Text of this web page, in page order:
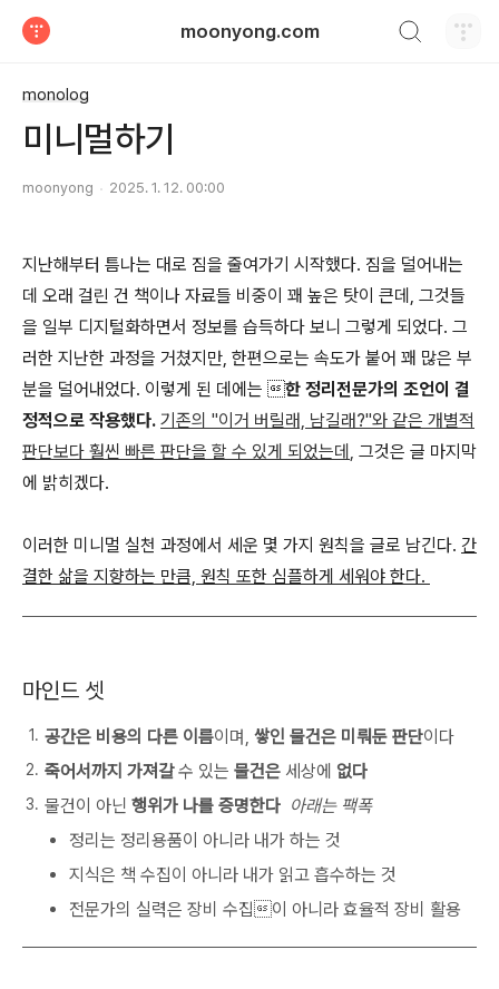
moonyong.com
monolog
미니멀하기
moonyong 2025. 1. 12. 00:00
지난해부터 틈나는 대로 짐을 줄여가기 시작했다. 짐을 덜어내는
데 오래 걸린 건 책이나 자료들 비중이 꽤 높은 탓이 큰데, 그것들
을 일부 디지털화하면서 정보를 습득하다 보니 그렇게 되었다. 그
러한 지난한 과정을 거쳤지만, 한편으로는 속도가 붙어 꽤 많은 부
분을 덜어내었다. 이렇게 된 데에는 한 정리전문가의 조언이 결
정적으로 작용했다. 기존의 "이거 버릴래, 남길래?"와 같은 개별적
판단보다 훨씬 빠른 판단을 할 수 있게 되었는데 , 그것은 글 마지막
에 밝히겠다.
이러한 미니멀 실천 과정에서 세운 몇 가지 원칙을 글로 남긴다. 간
결한 삶을 지향하는 만큼, 원칙 또한 심플하게 세워야 한다.
마인드 셋
공간은 비용의 다른 이름이며, 쌓인 물건은 미뤄둔 판단이다
죽어서까지 가져갈수 있는 물건은 세상에 없다
물건이 아닌 행위가 나를 증명한다 아래는 팩폭
정리는 정리용품이 아니라 내가 하는 것
지식은 책 수집이 아니라 내가 읽고 흡수하는 것
전문가의 실력은 장비 수집이 아니라 효율적 장비 활용